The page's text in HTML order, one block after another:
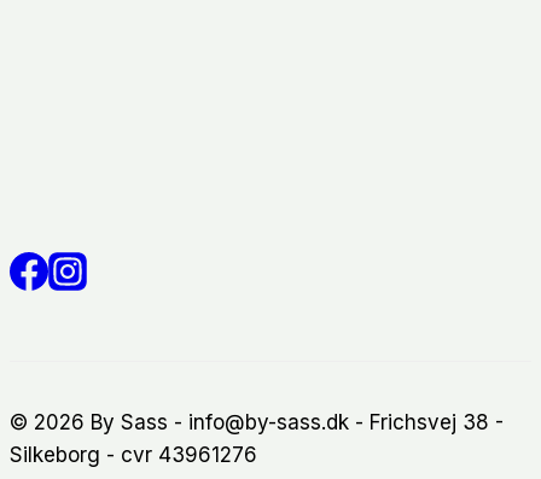
© 2026 By Sass - info@by-sass.dk - Frichsvej 38 -
Silkeborg - cvr 43961276